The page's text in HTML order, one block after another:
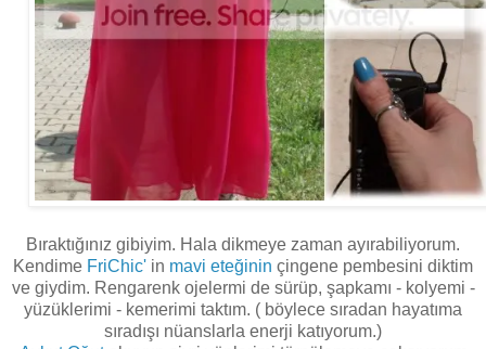
Bıraktığınız gibiyim. Hala dikmeye zaman ayırabiliyorum.
Kendime FriChic' in mavi eteğinin çingene pembesini diktim
ve giydim. Rengarenk ojelermi de sürüp, şapkamı - kolyemi -
yüzüklerimi - kemerimi taktım. ( böylece sıradan hayatıma
sıradışı nüanslarla enerji katıyorum.)